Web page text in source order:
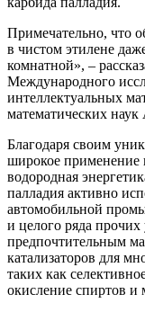
Примечательно, что
в чистом этилене
комнатной», –
Международного
интеллектуальных
математических
Благодаря своим
широкое применение
водородная
палладия активно
автомобильной
и целого ряда прочих
предпочтительным
катализаторов для
таких как
окисление спиртов и